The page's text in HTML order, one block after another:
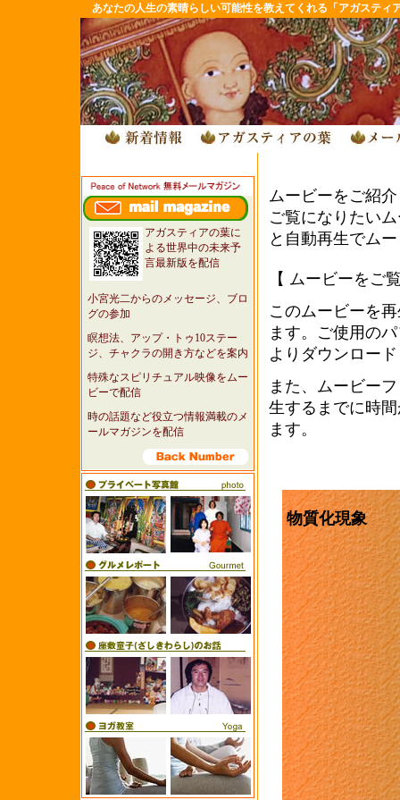
あなたの人生の素晴らしい可能性を教えてくれる「アガスティ
ムービーをご紹
ご覧になりたい
と自動再生でム
【 ムービーをご
このムービーを
ます。ご使用の
よりダウンロー
また、ムービー
生するまでに時
ます。
物質化現象
アガスティアの葉に
よる世界中の未来予
言最新版を配信
小宮光二からのメッセージ、ブロ
グの参加
瞑想法、アップ・トゥ10ステー
ジ、チャクラの開き方などを案内
特殊なスピリチュアル映像をムー
ビーで配信
時の話題など役立つ情報満載のメ
ールマガジンを配信